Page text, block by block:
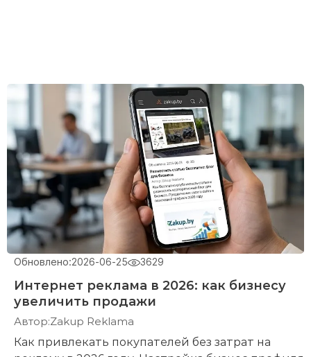
государственной экологической экспертизы.
Наши специалисты имеют соответствующий
опыт, знания и компетенции, а стоимость на
оказываемые нами услуг – приемлемая.
Работаем официально, заключаем договора на
выполнение данного вида услуг.
Обновлено:2026-06-25 3629
Интернет реклама в 2026: как бизнесу
увеличить продажи
Автор:Zakup Reklama
Как привлекать покупателей без затрат на